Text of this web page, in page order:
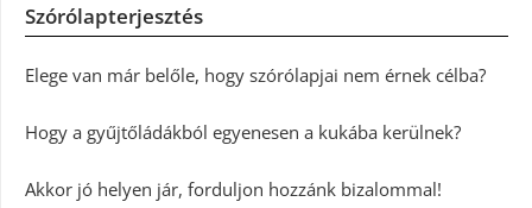
Szórólapterjesztés
Elege van már belőle, hogy szórólapjai nem érnek célba?
Hogy a gyűjtőládákból egyenesen a kukába kerülnek?
Akkor jó helyen jár, forduljon hozzánk bizalommal!